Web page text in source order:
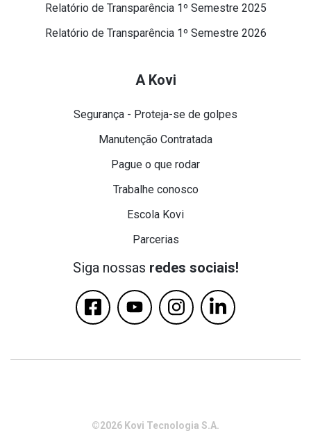
Relatório de Transparência 1º Semestre 2025
Relatório de Transparência 1º Semestre 2026
A Kovi
Segurança - Proteja-se de golpes
Manutenção Contratada
Pague o que rodar
Trabalhe conosco
Escola Kovi
Parcerias
Siga nossas redes sociais!
©2026 Kovi Tecnologia S.A.